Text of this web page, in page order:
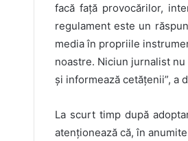
facă față provocărilor,
regulament este un
media în propriile
noastre. Niciun jurnalist
și informează cetățenii”, a
La scurt timp după
atenționează că, în